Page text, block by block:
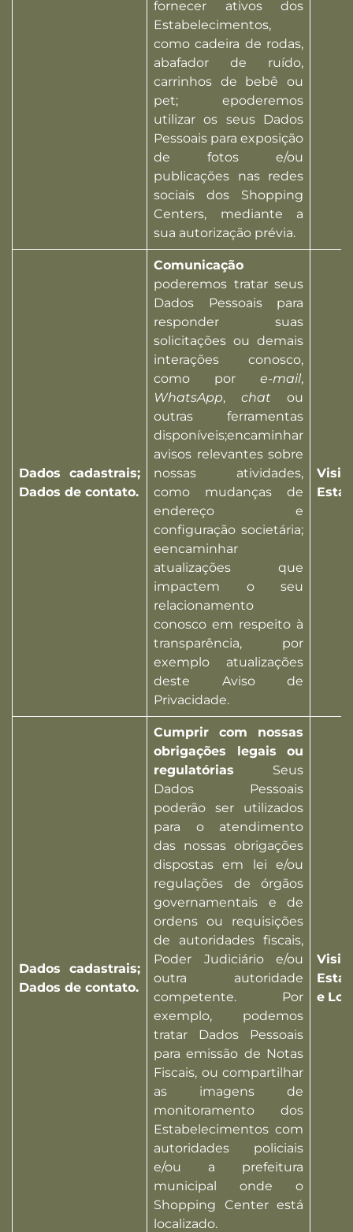
fornecer ativos dos
Estabelecimentos,
como cadeira de rodas,
abafador de ruído,
carrinhos de bebê ou
pet; epoderemos
utilizar os seus Dados
Pessoais para exposição
de fotos e/ou
publicações nas redes
sociais dos Shopping
Centers, mediante a
sua autorização prévia.
Dados cadastrais;
Dados de contato.
Comunicação
poderemos tratar seus
Dados Pessoais para
responder suas
solicitações ou demais
interações conosco,
como por e-mail,
WhatsApp, chat ou
outras ferramentas
disponíveis;encaminhar
avisos relevantes sobre
nossas atividades,
como mudanças de
endereço e
configuração societária;
eencaminhar
atualizações que
impactem o seu
relacionamento
conosco em respeito à
transparência, por
exemplo atualizações
deste Aviso de
Privacidade.
Dados cadastrais;
Dados de contato.
Cumprir com nossas
obrigações legais ou
regulatórias Seus
Dados Pessoais
poderão ser utilizados
para o atendimento
das nossas obrigações
dispostas em lei e/ou
regulações de órgãos
governamentais e de
ordens ou requisições
de autoridades fiscais,
Poder Judiciário e/ou
outra autoridade
competente. Por
exemplo, podemos
tratar Dados Pessoais
para emissão de Notas
Fiscais, ou compartilhar
as imagens de
monitoramento dos
Estabelecimentos com
autoridades policiais
e/ou a prefeitura
municipal onde o
Shopping Center está
localizado.
e